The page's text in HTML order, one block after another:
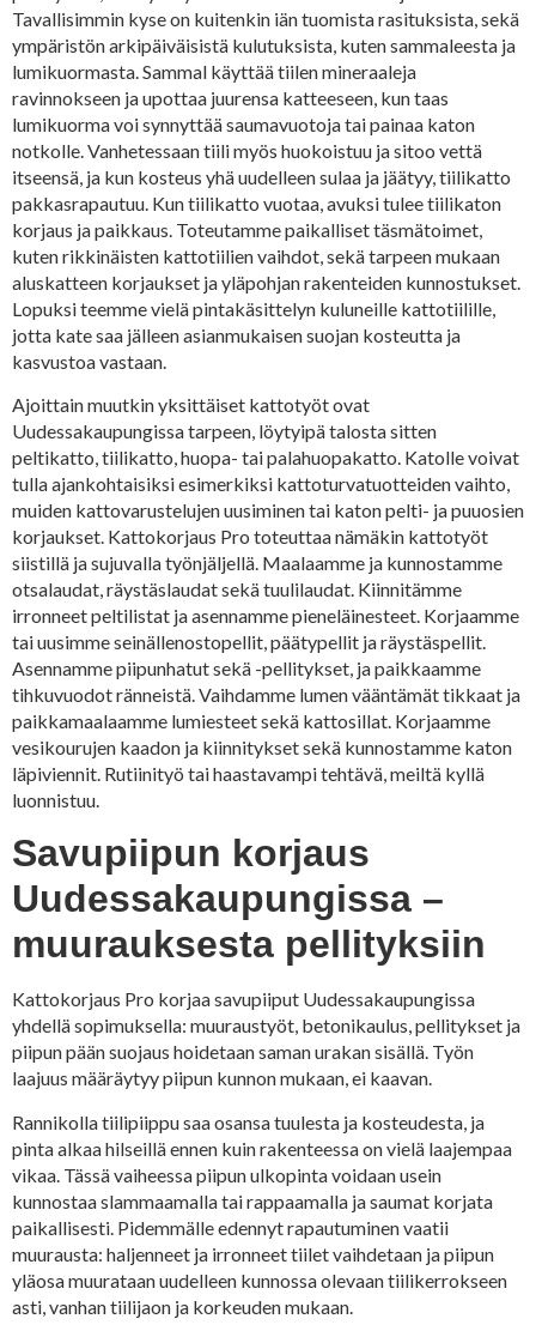
Tavallisimmin kyse on kuitenkin iän tuomista rasituksista, sekä
ympäristön arkipäiväisistä kulutuksista, kuten sammaleesta ja
lumikuormasta. Sammal käyttää tiilen mineraaleja
ravinnokseen ja upottaa juurensa katteeseen, kun taas
lumikuorma voi synnyttää saumavuotoja tai painaa katon
notkolle. Vanhetessaan tiili myös huokoistuu ja sitoo vettä
itseensä, ja kun kosteus yhä uudelleen sulaa ja jäätyy, tiilikatto
pakkasrapautuu. Kun tiilikatto vuotaa, avuksi tulee tiilikaton
korjaus ja paikkaus. Toteutamme paikalliset täsmätoimet,
kuten rikkinäisten kattotiilien vaihdot, sekä tarpeen mukaan
aluskatteen korjaukset ja yläpohjan rakenteiden kunnostukset.
Lopuksi teemme vielä pintakäsittelyn kuluneille kattotiilille,
jotta kate saa jälleen asianmukaisen suojan kosteutta ja
kasvustoa vastaan.
Ajoittain muutkin yksittäiset kattotyöt ovat
Uudessakaupungissa tarpeen, löytyipä talosta sitten
peltikatto, tiilikatto, huopa- tai palahuopakatto. Katolle voivat
tulla ajankohtaisiksi esimerkiksi kattoturvatuotteiden vaihto,
muiden kattovarustelujen uusiminen tai katon pelti- ja puuosien
korjaukset. Kattokorjaus Pro toteuttaa nämäkin kattotyöt
siistillä ja sujuvalla työnjäljellä. Maalaamme ja kunnostamme
otsalaudat, räystäslaudat sekä tuulilaudat. Kiinnitämme
irronneet peltilistat ja asennamme pieneläinesteet. Korjaamme
tai uusimme seinällenostopellit, päätypellit ja räystäspellit.
Asennamme piipunhatut sekä -pellitykset, ja paikkaamme
tihkuvuodot ränneistä. Vaihdamme lumen vääntämät tikkaat ja
paikkamaalaamme lumiesteet sekä kattosillat. Korjaamme
vesikourujen kaadon ja kiinnitykset sekä kunnostamme katon
läpiviennit. Rutiinityö tai haastavampi tehtävä, meiltä kyllä
luonnistuu.
Savupiipun korjaus
Uudessakaupungissa –
muurauksesta pellityksiin
Kattokorjaus Pro korjaa savupiiput Uudessakaupungissa
yhdellä sopimuksella: muuraustyöt, betonikaulus, pellitykset ja
piipun pään suojaus hoidetaan saman urakan sisällä. Työn
laajuus määräytyy piipun kunnon mukaan, ei kaavan.
Rannikolla tiilipiippu saa osansa tuulesta ja kosteudesta, ja
pinta alkaa hilseillä ennen kuin rakenteessa on vielä laajempaa
vikaa. Tässä vaiheessa piipun ulkopinta voidaan usein
kunnostaa slammaamalla tai rappaamalla ja saumat korjata
paikallisesti. Pidemmälle edennyt rapautuminen vaatii
muurausta: haljenneet ja irronneet tiilet vaihdetaan ja piipun
yläosa muurataan uudelleen kunnossa olevaan tiilikerrokseen
asti, vanhan tiilijaon ja korkeuden mukaan.